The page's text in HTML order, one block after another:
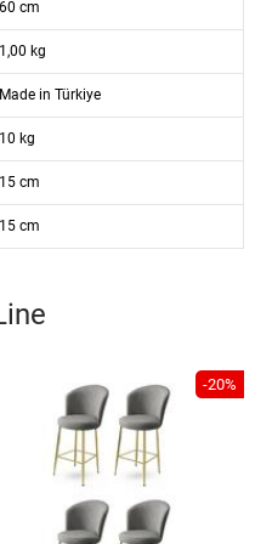
60 cm
1,00 kg
Made in Türkiye
10 kg
15 cm
15 cm
-20%